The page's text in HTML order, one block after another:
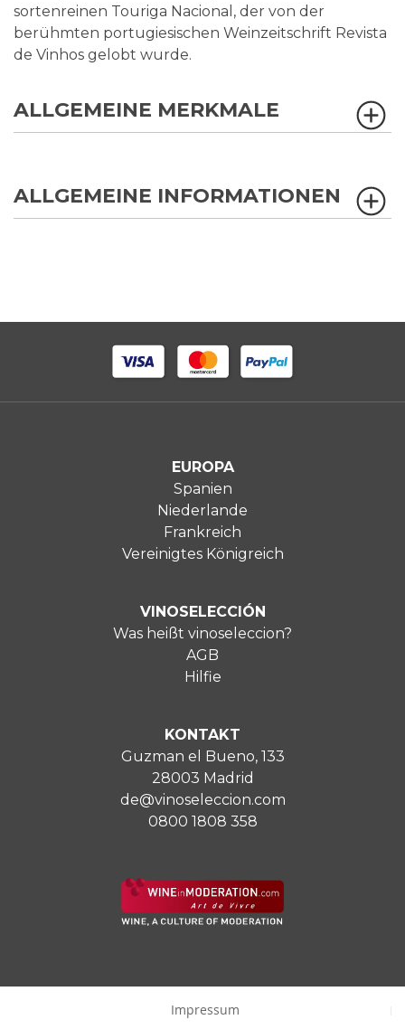
sortenreinen Touriga Nacional, der von der
berühmten portugiesischen Weinzeitschrift Revista
de Vinhos gelobt wurde.
ALLGEMEINE MERKMALE
ALLGEMEINE INFORMATIONEN
EUROPA
Spanien
Niederlande
Frankreich
Vereinigtes Königreich
VINOSELECCIÓN
Was heißt vinoseleccion?
AGB
Hilfie
KONTAKT
Guzman el Bueno, 133
28003 Madrid
de@vinoseleccion.com
0800 1808 358
Impressum